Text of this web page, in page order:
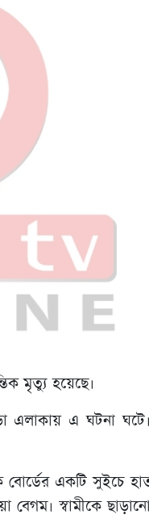
মৃত্যু হয়েছে।
এ ঘটনা ঘটে।
বোর্ডের একটি সুইচে
স্বামীকে